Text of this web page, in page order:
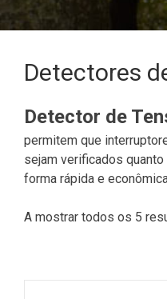
Detectores
Detector de
permitem que
sejam verificados
forma rápida e
A mostrar todos os 5